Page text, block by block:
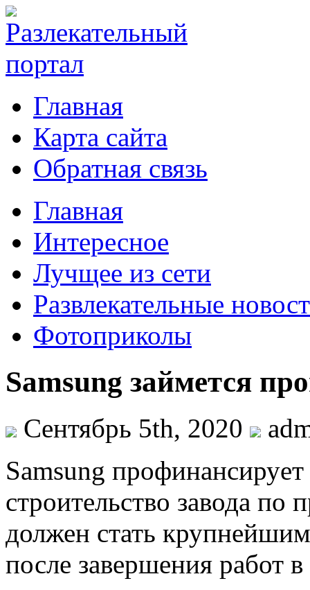
Главная
Карта сайта
Обратная связь
Главная
Интересное
Лучщее из сети
Развлекательные
Фотоприколы
Samsung займется
Сентябрь 5th, 2020
Samsung
строительство завода по
должен стать
после завершения работ